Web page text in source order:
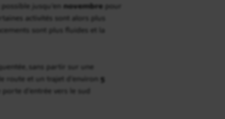
jusqu’en novembre
activités sont alors plus
sont plus fluides et la
sans partir sur une
route et un trajet d’environ 5
d’entrée vers le sud